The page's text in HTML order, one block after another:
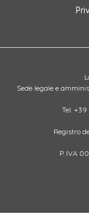
Sede legale e
Tel.
Registro
P. IVA